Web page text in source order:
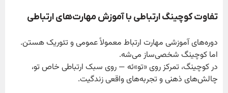
تفاوت کوچینگ ارتباطی با آموزش مهارت‌های ارتباطی
دوره‌های آموزشی مهارت ارتباط معمولاً عمومی و تئوریک هستن.
اما کوچینگ شخصی‌ساز می‌شه.
در کوچینگ، تمرکز روی «تو»ئه — روی سبک ارتباطی خاص تو،
چالش‌های ذهنی و تجربه‌های واقعی زندگیت.